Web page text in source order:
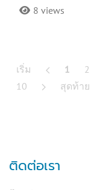
8 views
เริ่ม 1 2
10
สุดท้าย
ติดต่อเรา